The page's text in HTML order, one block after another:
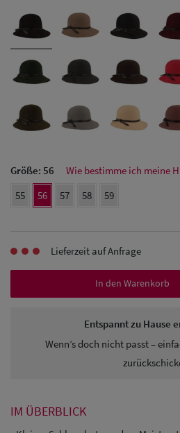
Herren Caps
Herren
Baseball Cpas
Schutz Caps
Herren
& Visoren
Größe: 56
Wie bestimme ich meine
55
56 57 58 59
Lieferzeit auf Anfrage
In den Warenkorb
Entspannt zu Hause
Wenn’s doch nicht passt –
IM ÜBERBLICK